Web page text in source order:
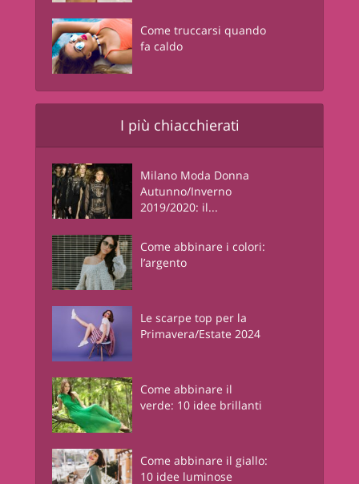
Come truccarsi quando
fa caldo
I più chiacchierati
Milano Moda Donna
Autunno/Inverno
2019/2020: il...
Come abbinare i colori:
l’argento
Le scarpe top per la
Primavera/Estate 2024
Come abbinare il
verde: 10 idee brillanti
Come abbinare il giallo:
10 idee luminose